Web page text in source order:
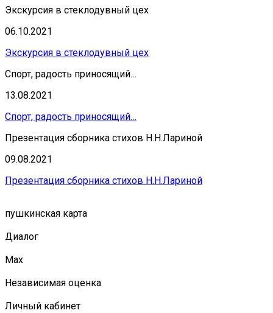
Экскурсия в стеклодувный цех
06.10.2021
Экскурсия в стеклодувный цех
Спорт, радость приносящий…
13.08.2021
Спорт, радость приносящий…
Презентация сборника стихов Н.Н.Лариной
09.08.2021
Презентация сборника стихов Н.Н.Лариной
пушкинская карта
Диалог
Мах
Независимая оценка
Личный кабинет